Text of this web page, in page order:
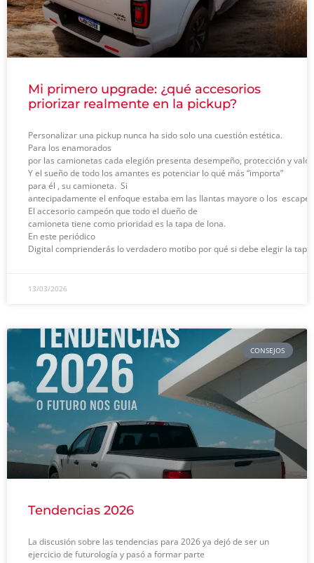
Mi primero upgrade: ¿qué accesorios
priorizar realmente en la pickup?
Personalizar una pickup nunca ha sido solo una cuestión estética.
Para los enamorados
por las camionetas cada elegión presenta desempeño, protección y
Y el sueño de todo los amantes es potenciar lo qué más “importa”
para él , su camioneta. Si
antecipadamente el enfoque estaba em las llantas mayore o los
El accesorio campeón que todo el dueño de
camioneta tiene como prioridad es la tapa de lona.
En este periódico
Digital comprienderás lo verdadero motibo por qué si debe elegir la tapa
13/03/2026
CONSEJOS
Tendencias 2026
La discusión sobre las tendencias para 2026 ya dejó de ser un
ejercicio de futurología y pasó a formar parte